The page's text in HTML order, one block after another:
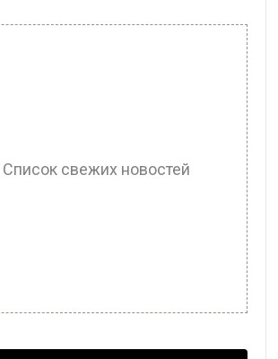
Список свежих новостей